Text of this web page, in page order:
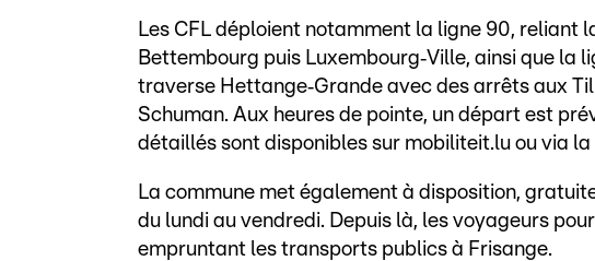
Les CFL déploient notamment la ligne 90, reliant
Bettembourg puis Luxembourg‑Ville, ainsi que la
traverse Hettange‑Grande avec des arrêts aux
Schuman. Aux heures de pointe, un départ est
détaillés sont disponibles sur mobiliteit.lu ou via la
La commune met également à disposition,
du lundi au vendredi. Depuis là, les voyageurs
empruntant les transports publics à Frisange.